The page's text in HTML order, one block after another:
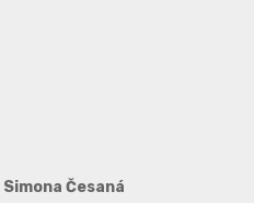
Simona Česaná